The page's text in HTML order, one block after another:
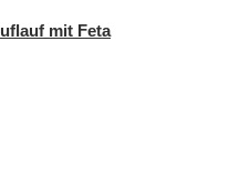
mit Feta